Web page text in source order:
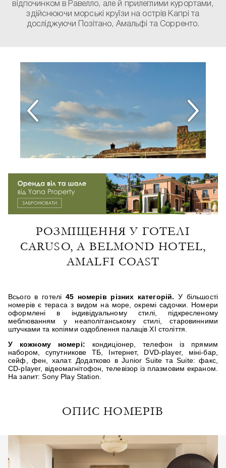
відпочинком в Равелло, але й прилеглими курортами,
здійснюючи морські круїзи на острів Капрі та
досліджуючи Позітано, Амальфі та Сорренто.
РОЗМІЩЕННЯ У ГОТЕЛІ
CARUSO, A BELMOND HOTEL,
AMALFI COAST
Всього в готелі 45 номерів різних категорій. У більшості
номерів є тераса з видом на море, окремі садочки. Номери
оформлені в індивідуальному стилі, підкресленому
меблюванням у неаполітанському стилі, старовинними
штучками та копіями оздоблення палаців XI століття.
У кожному номері: кондиціонер, телефон із прямим
набором, супутникове ТБ, Інтернет, DVD-player, міні-бар,
сейф, фен, халат. Додатково в Junior Suite та Suite: факс,
CD-player, відеомагнітофон, телевізор із плазмовим екраном.
На запит: Sony Play Station.
ОПИС НОМЕРІВ